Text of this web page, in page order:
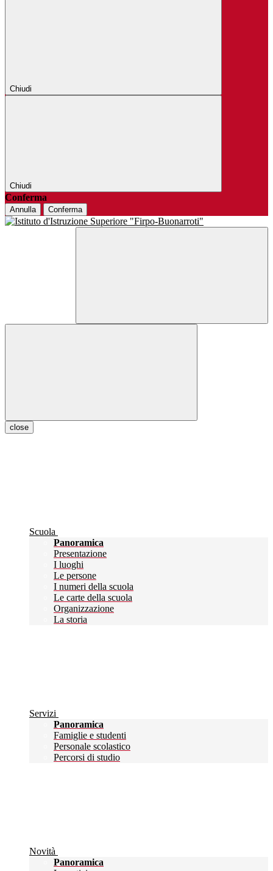
Chiudi
Chiudi
Conferma
Annulla Conferma
close
Scuola
Panoramica
Presentazione
I luoghi
Le persone
I numeri della scuola
Le carte della scuola
Organizzazione
La storia
Servizi
Panoramica
Famiglie e studenti
Personale scolastico
Percorsi di studio
Novità
Panoramica